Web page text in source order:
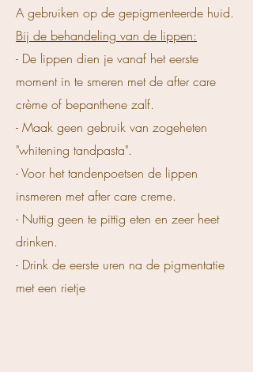
A gebruiken op de gepigmenteerde huid.
Bij de behandeling van de lippen:
- De lippen dien je vanaf het eerste
moment in te smeren met de after care
crème of bepanthene zalf.
- Maak geen gebruik van zogeheten
"whitening tandpasta".
- Voor het tandenpoetsen de lippen
insmeren met after care creme.
- Nuttig geen te pittig eten en zeer heet
drinken.
- Drink de eerste uren na de pigmentatie
met een rietje